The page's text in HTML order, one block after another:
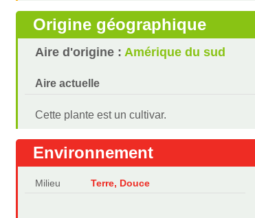
Origine géographique
Aire d'origine :Amérique du sud
Aire actuelle
Cette plante est un cultivar.
Environnement
Milieu Terre, Douce